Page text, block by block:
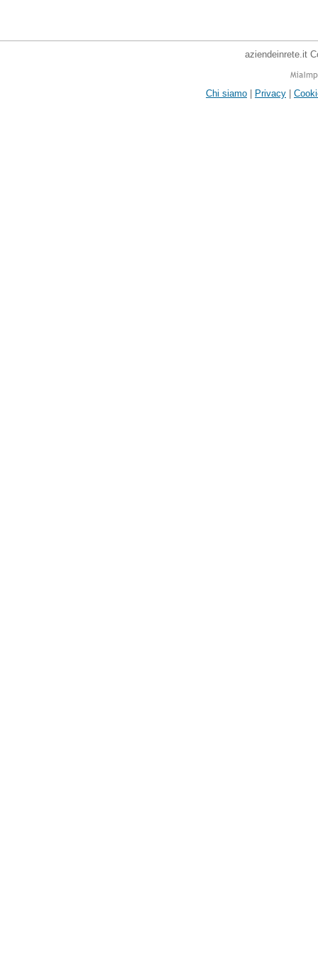
aziendeinrete.it
Chi siamo | Privacy |